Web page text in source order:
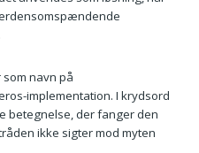
navn på
implementation. I krydsord
betegnelse, der fanger den
ikke sigter mod myten